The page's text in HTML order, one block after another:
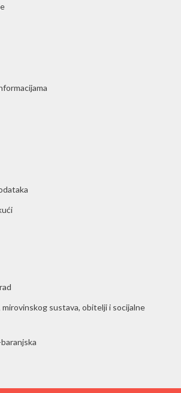
sustava, obitelji i socijalne